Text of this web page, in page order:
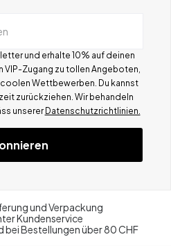
und erhalte 10% auf deinen
VIP-Zugang zu tollen Angeboten,
Wettbewerben. Du kannst
zurückziehen. Wir behandeln
ss unserer Datenschutzrichtlinien.
und Verpackung
Kundenservice
bei Bestellungen über 80 CHF